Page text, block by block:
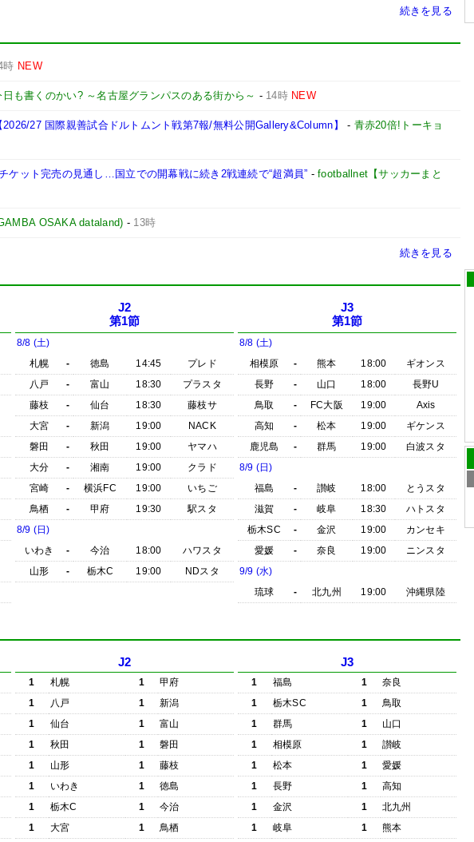
続きを見る
時 NEW
日も書くのかい? ～名古屋グランパスのある街から～ - 14時 NEW
27 国際親善試合ドルトムント戦第7報/無料公開Gallery&Column】 - 青赤20倍!トーキョ
ケット完売の見通し…国立での開幕戦に続き2戦連続で“超満員” -footballnet【サッカーまと
OSAKA dataland) - 13時
続きを見る
J2
第1節
8/8 (土)
札幌
- 徳島 14:45
プレド
八戸
- 富山 18:30
プラスタ
藤枝
- 仙台 18:30
藤枝サ
大宮
- 新潟 19:00
NACK
磐田
- 秋田 19:00
ヤマハ
大分
- 湘南 19:00
クラド
宮崎
- 横浜FC 19:00
いちご
鳥栖
- 甲府 19:30
駅スタ
8/9 (日)
いわき
- 今治 18:00
ハワスタ
山形
- 栃木C 19:00 NDスタ
J3
第1節
8/8 (土)
相模原
- 熊本 18:00
ギオンス
長野
- 山口 18:00
長野U
鳥取
- FC大阪 19:00
Axis
高知
- 松本 19:00
ギケンス
鹿児島
- 群馬 19:00
白波スタ
8/9 (日)
福島
- 讃岐 18:00
とうスタ
滋賀
- 岐阜 18:30
ハトスタ
栃木SC
- 金沢 19:00
カンセキ
愛媛
- 奈良 19:00
ニンスタ
9/9 (水)
琉球
- 北九州 19:00 沖縄県陸
J2
1 札幌 1
甲府
1
八戸 1
新潟
1
仙台 1
富山
1
秋田 1
磐田
1
山形 1
藤枝
1
いわき 1
徳島
1
栃木C 1
今治
1
大宮 1
鳥栖
J3
1 福島 1
奈良
1
栃木SC 1
鳥取
1
群馬 1
山口
1
相模原 1
讃岐
1
松本 1
愛媛
1
長野 1
高知
1
金沢 1
北九州
1
岐阜 1
熊本